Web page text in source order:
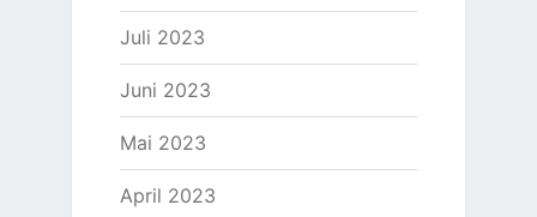
Juli 2023
Juni 2023
Mai 2023
April 2023